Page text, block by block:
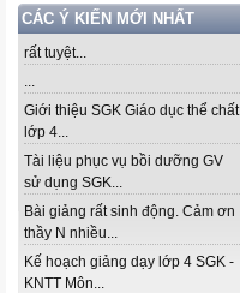
CÁC Ý KIẾN MỚI NHẤT
rất tuyệt...
...
Giới thiệu SGK Giáo dục thể chất
lớp 4...
Tài liệu phục vụ bồi dưỡng GV
sử dụng SGK...
Bài giảng rất sinh động. Cảm ơn
thầy N nhiều...
Kế hoạch giảng dạy lớp 4 SGK -
KNTT Môn...